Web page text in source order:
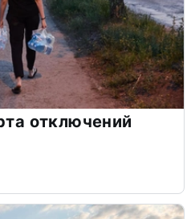
отключений